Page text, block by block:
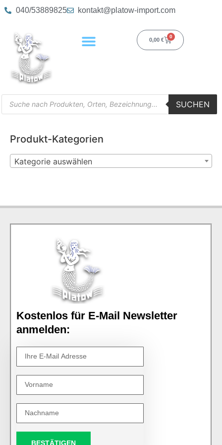
040/53889825 kontakt@platow-import.com
0,00 €
0
SUCHEN
Produkt-Kategorien
Kategorie auswählen
Kostenlos für E-Mail Newsletter
anmelden:
BESTÄTIGEN